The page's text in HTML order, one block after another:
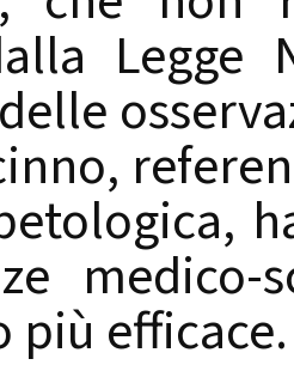
Legge
efficace.